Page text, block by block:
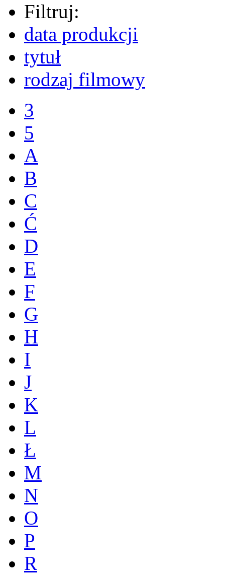
Filtruj:
data produkcji
tytuł
rodzaj filmowy
3
5
A
B
C
Ć
D
E
F
G
H
I
J
K
L
Ł
M
N
O
P
R